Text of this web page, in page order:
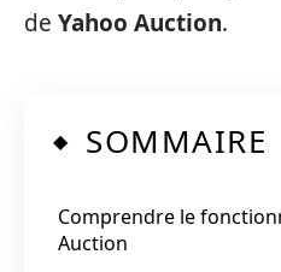
de Yahoo Auction.
SOMMAIRE
Comprendre le
Auction